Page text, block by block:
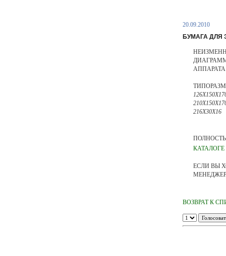
20.09.2010
БУМАГА ДЛЯ
216X30Х16
КАТАЛОГЕ
ЕСЛИ ВЫ
ВОЗВРАТ К